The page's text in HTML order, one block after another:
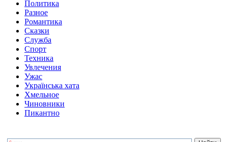
Политика
Разное
Романтика
Сказки
Служба
Спорт
Техника
Увлечения
Ужас
Українська хата
Хмельное
Чиновники
Пикантно